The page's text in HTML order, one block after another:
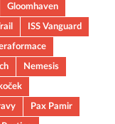
Gloomhaven
ISS Vanguard
Nemesis
Pax Pamir